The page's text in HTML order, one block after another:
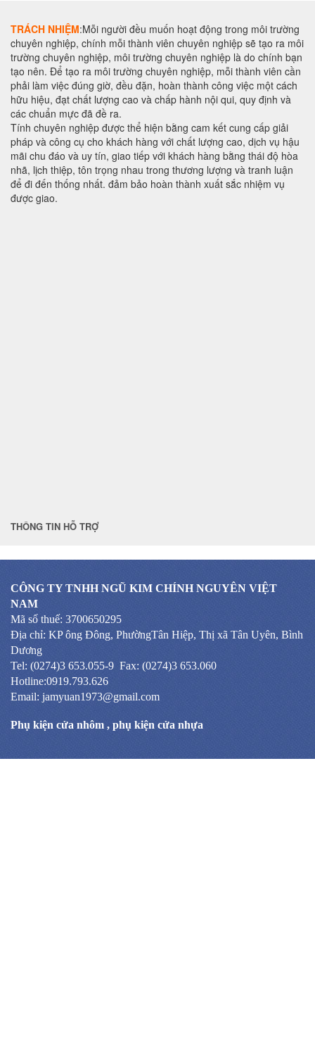
TRÁCH NHIỆM:Mỗi người đều muốn hoạt động trong môi trường
chuyên nghiệp, chính mỗi thành viên chuyên nghiệp sẽ tạo ra môi
trường chuyên nghiệp, môi trường chuyên nghiệp là do chính bạn
tạo nên. Để tạo ra môi trường chuyên nghiệp, mỗi thành viên cần
phải làm việc đúng giờ, đều đặn, hoàn thành công việc một cách
hữu hiệu, đạt chất lượng cao và chấp hành nội qui, quy định và
các chuẩn mực đã đề ra.
Tính chuyên nghiệp được thể hiện bằng cam kết cung cấp giải
pháp và công cụ cho khách hàng với chất lượng cao, dịch vụ hậu
mãi chu đáo và uy tín, giao tiếp với khách hàng bằng thái độ hòa
nhã, lịch thiệp, tôn trọng nhau trong thương lượng và tranh luận
để đi đến thống nhất. đảm bảo hoàn thành xuất sắc nhiệm vụ
được giao.
THÔNG TIN HỖ TRỢ
CÔNG TY TNHH NGŨ KIM CHÍNH NGUYÊN VIỆT
NAM
Mã số thuế: 3700650295
Địa chỉ: KP ông Đông, PhườngTân Hiệp, Thị xã Tân Uyên, Bình
Dương
Tel: (0274)3 653.055-9 Fax: (0274)3 653.060
Hotline:0919.793.626
Email: jamyuan1973@gmail.com
Phụ kiện cửa nhôm , phụ kiện cửa nhựa